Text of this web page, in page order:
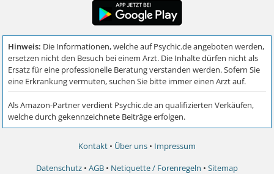
Kontakt • Über uns • Impressum
Datenschutz • AGB • Netiquette / Forenregeln • Sitemap